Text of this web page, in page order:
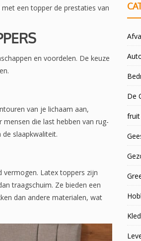
een topper de prestaties van
en voordelen. De keuze
van je lichaam aan,
die last hebben van rug-
slaapkwaliteit.
vermogen. Latex toppers zijn
traagschuim. Ze bieden een
dan andere materialen, wat
De
fruit